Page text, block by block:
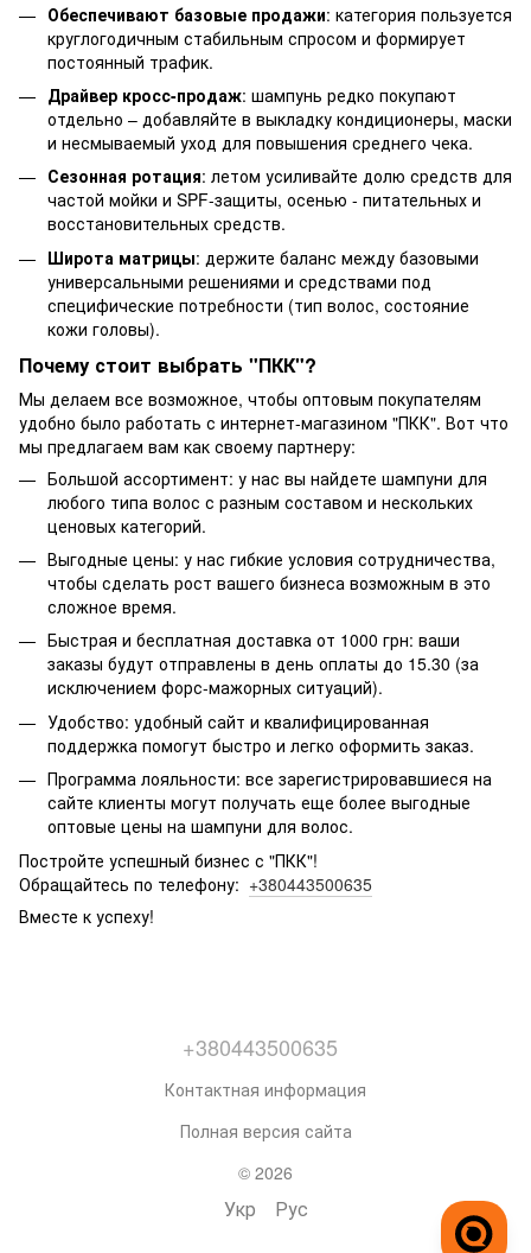
Обеспечивают базовые продажи: категория пользуется
круглогодичным стабильным спросом и формирует
постоянный трафик.
Драйвер кросс-продаж: шампунь редко покупают
отдельно – добавляйте в выкладку кондиционеры, маски
и несмываемый уход для повышения среднего чека.
Сезонная ротация: летом усиливайте долю средств для
частой мойки и SPF-защиты, осенью - питательных и
восстановительных средств.
Широта матрицы: держите баланс между базовыми
универсальными решениями и средствами под
специфические потребности (тип волос, состояние
кожи головы).
Почему стоит выбрать "ПКК"?
Мы делаем все возможное, чтобы оптовым покупателям
удобно было работать с интернет-магазином "ПКК". Вот что
мы предлагаем вам как своему партнеру:
Большой ассортимент: у нас вы найдете шампуни для
любого типа волос с разным составом и нескольких
ценовых категорий.
Выгодные цены: у нас гибкие условия сотрудничества,
чтобы сделать рост вашего бизнеса возможным в это
сложное время.
Быстрая и бесплатная доставка от 1000 грн: ваши
заказы будут отправлены в день оплаты до 15.30 (за
исключением форс-мажорных ситуаций).
Удобство: удобный сайт и квалифицированная
поддержка помогут быстро и легко оформить заказ.
Программа лояльности: все зарегистрировавшиеся на
сайте клиенты могут получать еще более выгодные
оптовые цены на шампуни для волос.
Постройте успешный бизнес с "ПКК"!
Обращайтесь по телефону: +380443500635
Вместе к успеху!
+380443500635
Контактная информация
Полная версия сайта
© 2026
Укр Рус